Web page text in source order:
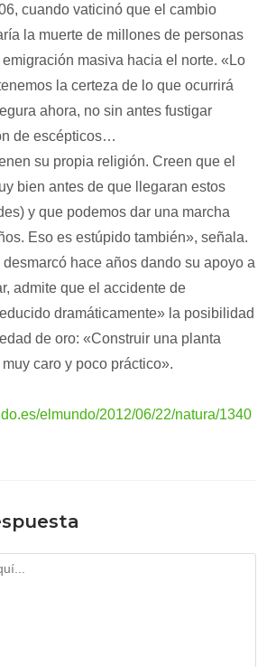
cuando vaticinó que el cambio
la muerte de millones de personas
masiva hacia el norte. «Lo
la certeza de lo que ocurrirá
ahora, no sin antes fustigar
de escépticos…
su propia religión. Creen que el
bien antes de que llegaran estos
y que podemos dar una marcha
Eso es estúpido también», señala.
desmarcó hace años dando su apoyo a
admite que el accidente de
dramáticamente» la posibilidad
de oro: «Construir una planta
caro y poco práctico».
elmundo/2012/06/22/natura/1340